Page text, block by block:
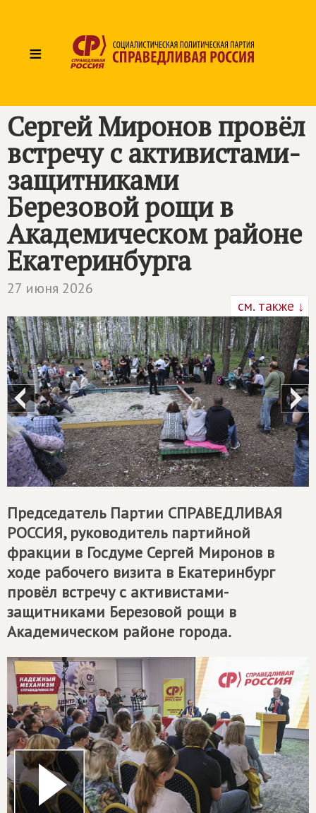
≡
Сергей Миронов провёл
встречу с активистами-
защитниками
Березовой рощи в
Академическом районе
Екатеринбурга
27 июня 2026
см. также ↓
Председатель Партии СПРАВЕДЛИВАЯ
РОССИЯ, руководитель партийной
фракции в Госдуме Сергей Миронов в
ходе рабочего визита в Екатеринбург
провёл встречу с активистами-
защитниками Березовой рощи в
Академическом районе города.